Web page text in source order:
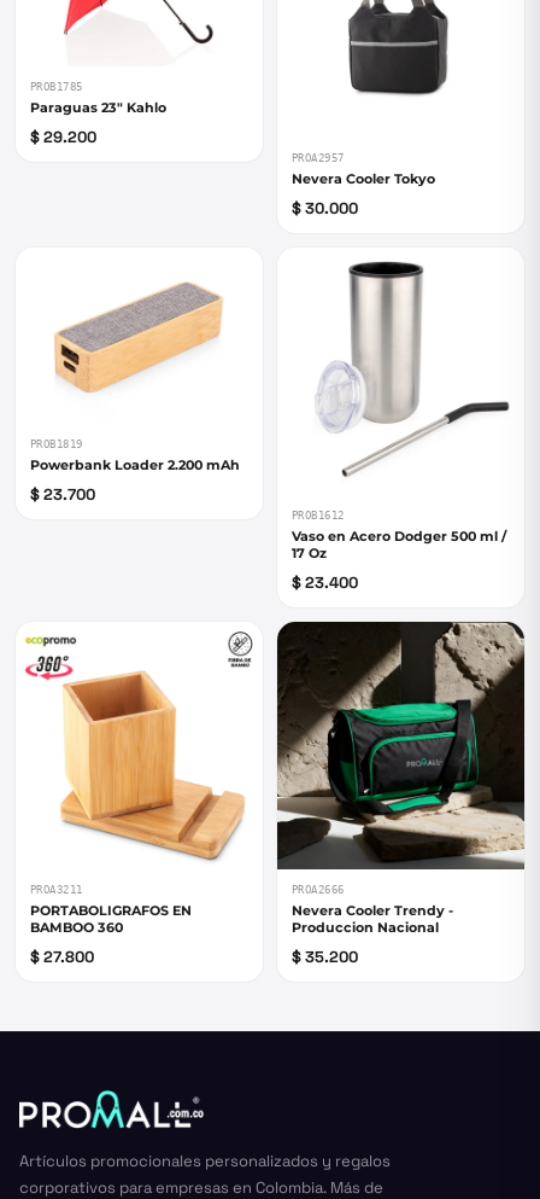
PROB1785
Paraguas 23" Kahlo
$ 29.200
PROA2957
Nevera Cooler Tokyo
$ 30.000
PROB1819
Powerbank Loader 2.200 mAh
$ 23.700
PROB1612
Vaso en Acero Dodger 500 ml /
17 Oz
$ 23.400
PROA3211
PORTABOLIGRAFOS EN
BAMBOO 360
$ 27.800
PROA2666
Nevera Cooler Trendy -
Produccion Nacional
$ 35.200
Artículos promocionales personalizados y regalos
corporativos para empresas en Colombia. Más de